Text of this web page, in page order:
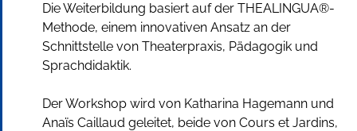
Die Weiterbildung basiert auf der THEALINGUA®-
Methode, einem innovativen Ansatz an der
Schnittstelle von Theaterpraxis, Pädagogik und
Sprachdidaktik.
Der Workshop wird von Katharina Hagemann und
Anaïs Caillaud geleitet, beide von Cours et Jardins,